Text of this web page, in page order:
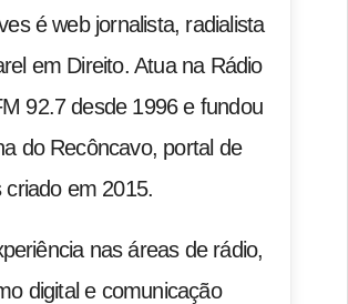
é web jornalista, radialista
em Direito. Atua na Rádio
92.7 desde 1996 e fundou
do Recôncavo, portal de
criado em 2015.
nas áreas de rádio,
digital e comunicação